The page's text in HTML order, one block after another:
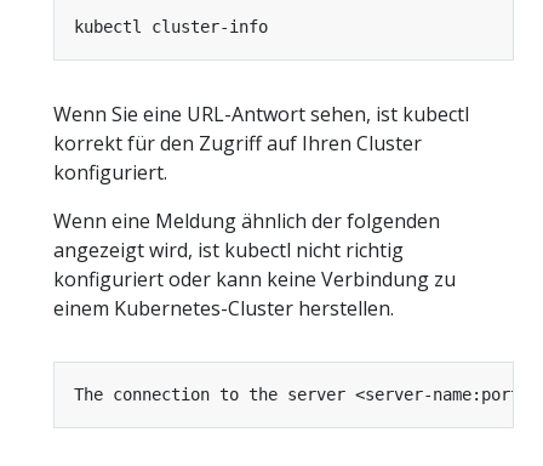
Wenn Sie eine URL-Antwort sehen, ist kubectl
korrekt für den Zugriff auf Ihren Cluster
konfiguriert.
Wenn eine Meldung ähnlich der folgenden
angezeigt wird, ist kubectl nicht richtig
konfiguriert oder kann keine Verbindung zu
einem Kubernetes-Cluster herstellen.